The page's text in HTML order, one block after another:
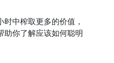
中榨取更多的价值，
助你了解应该如何聪明